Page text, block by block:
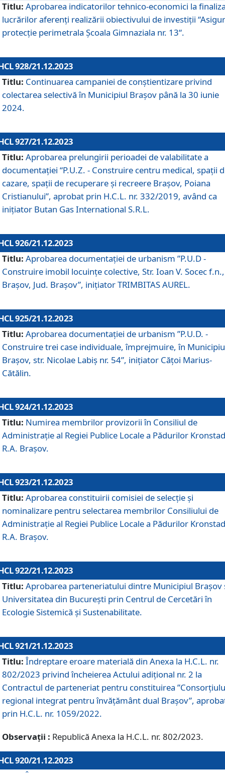
Titlu: Aprobarea indicatorilor tehnico-economici la
lucrărilor aferenți realizării obiectivului de investiții
protecție perimetrala Școala Gimnaziala nr. 13“.
928/21.12.2023
Titlu: Continuarea campaniei de conștientizare privind
colectarea selectivă în Municipiul Braşov până la 30 iunie
2024.
927/21.12.2023
Titlu: Aprobarea prelungirii perioadei de valabilitate a
documentaţiei “P.U.Z. - Construire centru medical, spații
cazare, spații de recuperare și recreere Brașov, Poiana
Cristianului”, aprobat prin H.C.L. nr. 332/2019, având ca
inițiator Butan Gas International S.R.L.
926/21.12.2023
Titlu: Aprobarea documentaţiei de urbanism ”P.U.D -
Construire imobil locuințe colective, Str. Ioan V. Socec f.n.,
Brașov, Jud. Brașov”, inițiator TRIMBITAS AUREL.
925/21.12.2023
Titlu: Aprobarea documentaţiei de urbanism ”P.U.D. -
Construire trei case individuale, împrejmuire, în
Brașov, str. Nicolae Labiș nr. 54”, inițiator Cățoi Marius-
Cătălin.
924/21.12.2023
Titlu: Numirea membrilor provizorii în Consiliul de
Administraţie al Regiei Publice Locale a Pădurilor
R.A. Brașov.
923/21.12.2023
Titlu: Aprobarea constituirii comisiei de selecție și
nominalizare pentru selectarea membrilor Consiliului de
Administrație al Regiei Publice Locale a Pădurilor
R.A. Brașov.
922/21.12.2023
Titlu: Aprobarea parteneriatului dintre Municipiul Brașov
Universitatea din București prin Centrul de Cercetări în
Ecologie Sistemică și Sustenabilitate.
921/21.12.2023
Titlu: Îndreptare eroare materială din Anexa la H.C.L. nr.
802/2023 privind încheierea Actului adițional nr. 2 la
Contractul de parteneriat pentru constituirea
regional integrat pentru învățământ dual Brașov”,
prin H.C.L. nr. 1059/2022.
Observații : Republică Anexa la H.C.L. nr. 802/2023.
920/21.12.2023